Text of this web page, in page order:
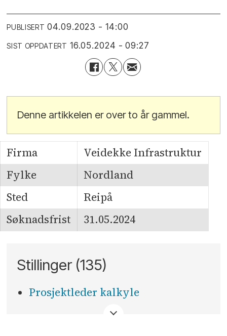
PUBLISERT 04.09.2023 - 14:00
SIST OPPDATERT 16.05.2024 - 09:27
Denne artikkelen er over to år gammel.
Firma
Veidekke Infrastruktur
Fylke
Nordland
Sted
Reipå
Søknadsfrist
31.05.2024
Stillinger (135)
Prosjektleder kalkyle